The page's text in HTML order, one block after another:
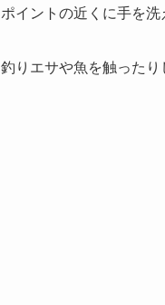
ポイントの近くに手を
釣りエサや魚を触った